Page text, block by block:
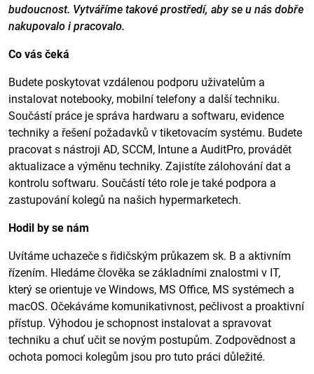
budoucnost. Vytváříme takové prostředí, aby se u nás dobře
nakupovalo i pracovalo.
Co vás čeká
Budete poskytovat vzdálenou podporu uživatelům a
instalovat notebooky, mobilní telefony a další techniku.
Součástí práce je správa hardwaru a softwaru, evidence
techniky a řešení požadavků v tiketovacím systému. Budete
pracovat s nástroji AD, SCCM, Intune a AuditPro, provádět
aktualizace a výměnu techniky. Zajistíte zálohování dat a
kontrolu softwaru. Součástí této role je také podpora a
zastupování kolegů na našich hypermarketech.
Hodil by se nám
Uvítáme uchazeče s řidičským průkazem sk. B a aktivním
řízením. Hledáme člověka se základními znalostmi v IT,
který se orientuje ve Windows, MS Office, MS systémech a
macOS. Očekáváme komunikativnost, pečlivost a proaktivní
přístup. Výhodou je schopnost instalovat a spravovat
techniku a chuť učit se novým postupům. Zodpovědnost a
ochota pomoci kolegům jsou pro tuto práci důležité.